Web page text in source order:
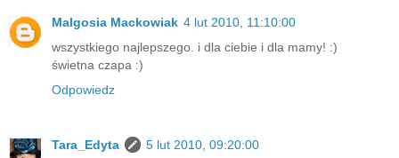
Malgosia Mackowiak 4 lut 2010, 11:10:00
wszystkiego najlepszego. i dla ciebie i dla mamy! :)
świetna czapa :)
Odpowiedz
Tara_Edyta
5 lut 2010, 09:20:00